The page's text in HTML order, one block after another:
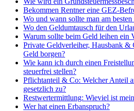
Bekommen Rentner eine GEZ-
Wo und wann sollte man am
Wo den Geldumtausch für den
Warum sollte beim Geld leihen ein
Private Geldverleiher, Hausbank &
Geld borgen?
Wie kann ich durch einen
steuerfrei stellen?
Pflichtanteil & Co: Welcher Anteil
gesetzlich zu?
Restwertermittlung: Wieviel ist
Wer hat einen Erbanspruch?